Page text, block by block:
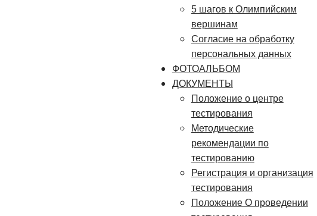
5 шагов к Олимпийским
вершинам
Согласие на обработку
персональных данных
ФОТОАЛЬБОМ
ДОКУМЕНТЫ
Положение о центре
тестирования
Методические
рекомендации по
тестированию
Регистрация и организация
тестирования
Положение О проведении